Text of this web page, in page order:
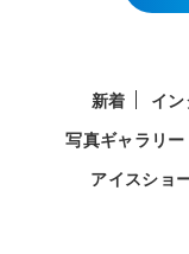
新着 イ
写真ギャラリー
アイスショ